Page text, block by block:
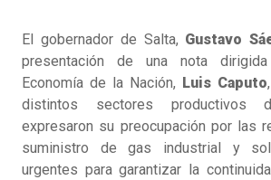
El gobernador de Salta, Gustavo
presentación de una nota
Economía de la Nación, Luis Caputo
distintos sectores productivos
expresaron su preocupación por las
suministro de gas industrial y
urgentes para garantizar la